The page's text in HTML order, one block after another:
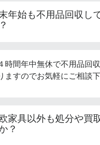
年始も不用品回収し
時間年中無休で不用品回
ますのでお気軽にご相談下
家具以外も処分や買
？